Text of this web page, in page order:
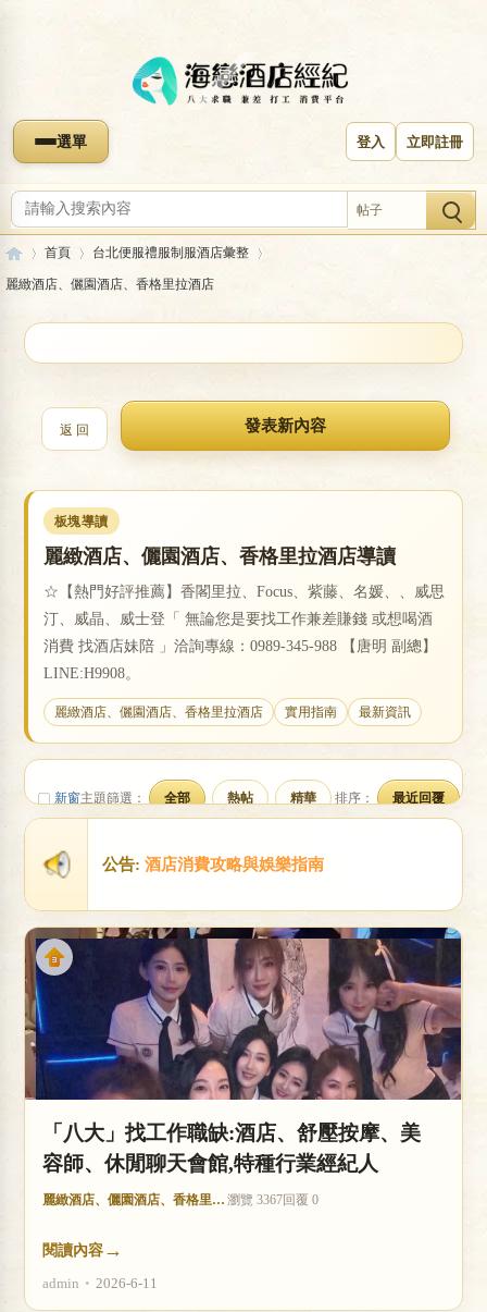
選單 登入 立即註冊
帖子
»
首頁 台北便服禮服制服酒店彙整
麗緻酒店、儷園酒店、香格里拉酒店
麗緻酒店、儷園酒店、香格里拉酒店
返 回
板塊導讀
麗緻酒店、儷園酒店、香格里拉酒店導讀
☆【熱門好評推薦】香閣里拉、Focus、紫藤、名媛、、威思
汀、威晶、威士登「 無論您是要找工作兼差賺錢 或想喝酒
消費 找酒店妹陪 」洽詢專線：0989-345-988 【唐明 副總】
LINE:H9908。
麗緻酒店、儷園酒店、香格里拉酒店 實用指南 最新資訊
新窗主題篩選： 全部 熱帖 精華 排序： 最近回覆
公告: 酒店消費攻略與娛樂指南
「八大」找工作職缺:酒店、舒壓按摩、美
容師、休閒聊天會館,特種行業經紀人
麗緻酒店、儷園酒店、香格里拉酒店 瀏覽 3367回覆 0
閱讀內容 →
admin • 2026-6-11